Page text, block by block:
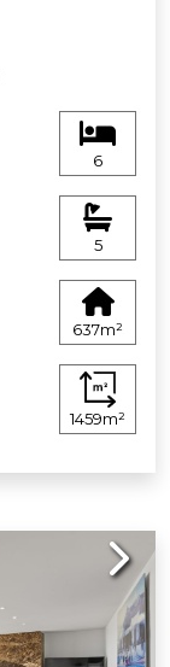
6
5
637m²
1459m²
Next